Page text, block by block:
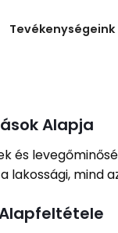
Tevékenységeink
Alapja
és
mind
Alapfeltétele